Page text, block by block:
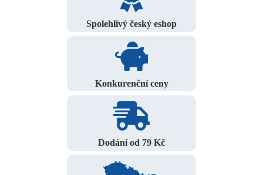
Spolehlivý český eshop
Konkurenční ceny
Dodání od 79 Kč